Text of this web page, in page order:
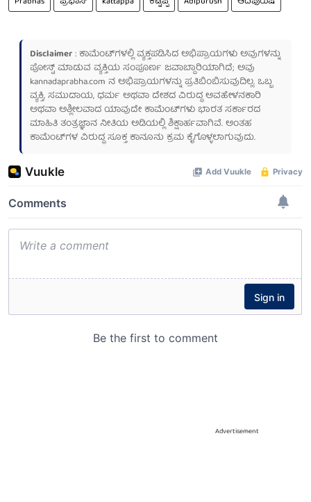
Disclaimer: ಕಾಮೆಂಟ್‌ಗಳಲ್ಲಿ ವ್ಯಕ್ತಪಡಿಸಿದ ಅಭಿಪ್ರಾಯಗಳು ಅವುಗಳನ್ನು
ಪೋಸ್ಟ್ ಮಾಡುವ ವ್ಯಕ್ತಿಯ ಸಂಪೂರ್ಣ ಜವಾಬ್ದಾರಿಯಾಗಿದೆ; ಅವು
kannadaprabha.com ನ ಅಭಿಪ್ರಾಯಗಳನ್ನು ಪ್ರತಿಬಿಂಬಿಸುವುದಿಲ್ಲ. ಒಬ್ಬ
ವ್ಯಕ್ತಿ, ಸಮುದಾಯ, ಧರ್ಮ ಅಥವಾ ದೇಶದ ವಿರುದ್ಧ ಅವಹೇಳನಕಾರಿ
ಅಥವಾ ಅಶ್ಲೀಲವಾದ ಯಾವುದೇ ಕಾಮೆಂಟ್‌ಗಳು ಭಾರತ ಸರ್ಕಾರದ
ಮಾಹಿತಿ ತಂತ್ರಜ್ಞಾನ ನೀತಿಯ ಅಡಿಯಲ್ಲಿ ಶಿಕ್ಷಾರ್ಹವಾಗಿವೆ. ಅಂತಹ
ಕಾಮೆಂಟ್‌ಗಳ ವಿರುದ್ಧ ಸೂಕ್ತ ಕಾನೂನು ಕ್ರಮ ಕೈಗೊಳ್ಳಲಾಗುವುದು.
Advertisement